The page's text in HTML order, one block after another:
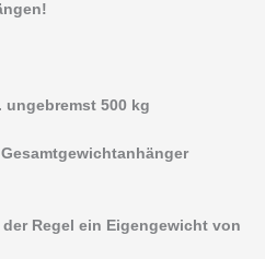
ungebremst 500 kg
Regel ein Eigengewicht von